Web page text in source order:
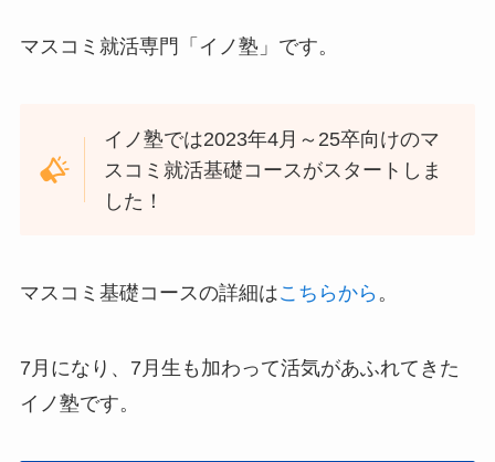
マスコミ就活専門「イノ塾」です。
イノ塾では2023年4月～25卒向けのマ
スコミ就活基礎コースがスタートしま
した！
マスコミ基礎コースの詳細はこちらから 。
7月になり、7月生も加わって活気があふれてきた
イノ塾です。